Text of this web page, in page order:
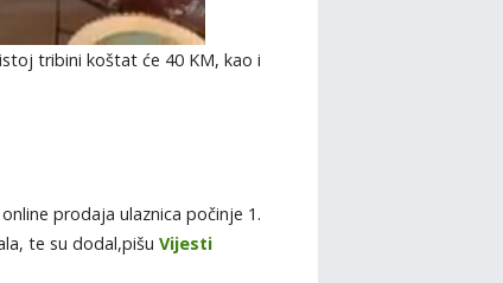
tribini koštat će 40 KM, kao i
prodaja ulaznica počinje 1.
te su dodal,pišu Vijesti